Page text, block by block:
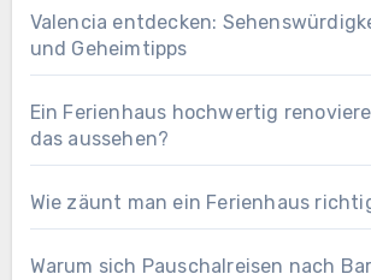
Valencia entdecken:
und Geheimtipps
Ein Ferienhaus hochwertig
das aussehen?
Wie zäunt man ein Ferienhaus
Warum sich Pauschalreisen nach